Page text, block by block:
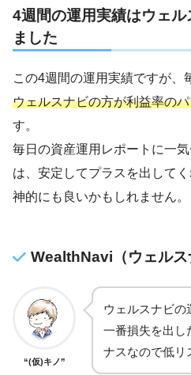
4週間の運用実績はウェル
ました
この4週間の運用実績ですが、
ウェルスナビの方が利益率の
す。
毎日の資産運用レポートに一
は、安定してプラスを出して
神的にも良いかもしれません。
WealthNavi（ウェルス
“(仮)キノ”
ウェルスナビの
一番損失を出し
ナスなので低リ